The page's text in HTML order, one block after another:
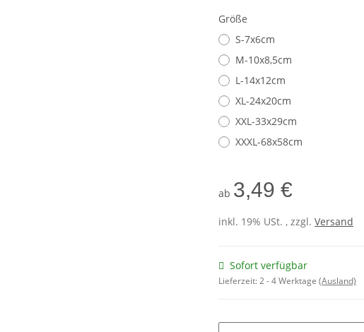
Größe
S-7x6cm
M-10x8,5cm
L-14x12cm
XL-24x20cm
XXL-33x29cm
XXXL-68x58cm
ab 3,49 €
inkl. 19% USt. , zzgl. Versand
Sofort verfügbar
Lieferzeit:2 - 4 Werktage (Ausland)